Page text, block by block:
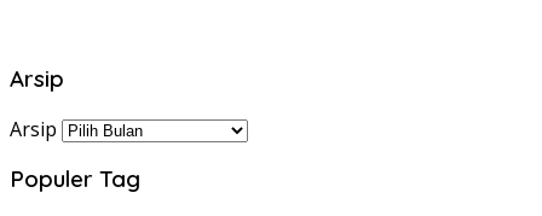
Arsip
Arsip
Populer Tag